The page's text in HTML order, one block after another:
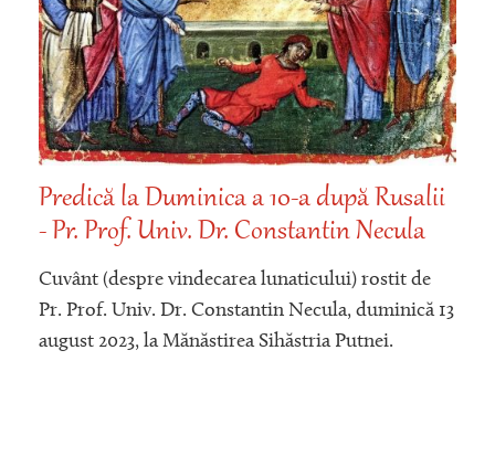
Predică la Duminica a 10-a după Rusalii
- Pr. Prof. Univ. Dr. Constantin Necula
Cuvânt (despre vindecarea lunaticului) rostit de
Pr. Prof. Univ. Dr. Constantin Necula, duminică 13
august 2023, la Mănăstirea Sihăstria Putnei.